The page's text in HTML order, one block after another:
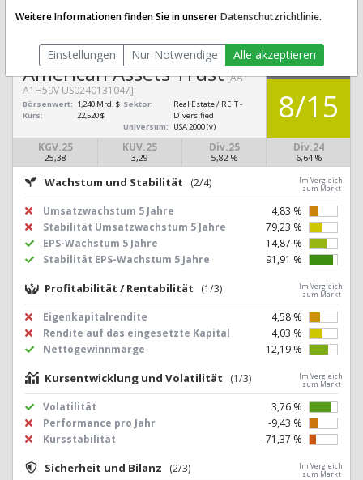
geeignet?
American Assets Trust[AAT
A1H59V US0240131047]
Börsenwert: 1,240 Mrd. $
Kurs:
22,520 $
Sektor:
Real Estate / REIT -
Diversified
Universum:
USA 2000 (v)
KGV.25
25,38
KUV.25
3,29
Div.25
5,82 %
Div.24
6,64 %
QUALITÄTS-
8/15
Wachstum und Stabilität (2/4)
Im Vergleich
zum Markt
Umsatzwachstum 5 Jahre
4,83 %
Stabilität Umsatzwachstum 5 Jahre
79,23 %
EPS-Wachstum 5 Jahre
14,87 %
Stabilität EPS-Wachstum 5 Jahre
91,91 %
Profitabilität / Rentabilität (1/3)
Im Vergleich
zum Markt
Eigenkapitalrendite
4,58 %
Rendite auf das eingesetzte Kapital
4,03 %
Nettogewinnmarge
12,19 %
Kursentwicklung und Volatilität (1/3)
Im Vergleich
zum Markt
Volatilität
3,76 %
Performance pro Jahr
-9,43 %
Kursstabilität
-71,37 %
Sicherheit und Bilanz (2/3)
Im Vergleich
zum Markt
Weitere Informationen finden Sie in unsererDatenschutzrichtlinie.
Einstellungen Nur Notwendige Alle akzeptieren